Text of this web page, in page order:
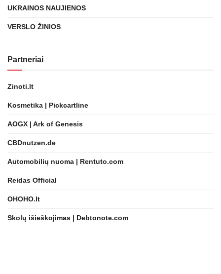
UKRAINOS NAUJIENOS
VERSLO ŽINIOS
Partneriai
Zinoti.lt
Kosmetika | Pickcartline
AOGX | Ark of Genesis
CBDnutzen.de
Automobilių nuoma | Rentuto.com
Reidas Official
OHOHO.lt
Skolų išieškojimas | Debtonote.com